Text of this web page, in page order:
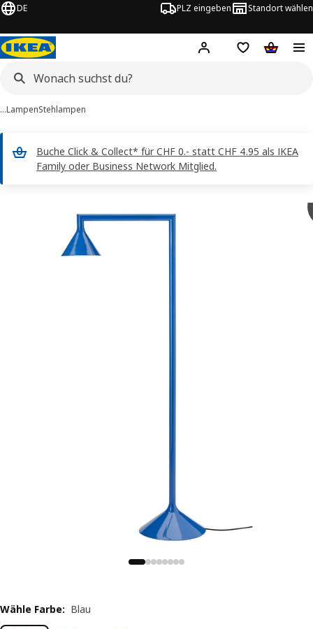
DE PLZ eingeben Standort wählen
Hej! Logge dich ein
Einkaufsliste
…LampenStehlampen
Buche Click & Collect* für CHF 0.- statt CHF 4.95 als IKEA
Family oder Business Network Mitglied.
PS 2026 -Bilder
Wähle Farbe: Blau